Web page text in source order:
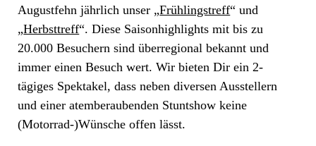
Augustfehn jährlich unser „Frühlingstreff“ und
„Herbsttreff“. Diese Saisonhighlights mit bis zu
20.000 Besuchern sind überregional bekannt und
immer einen Besuch wert. Wir bieten Dir ein 2-
tägiges Spektakel, dass neben diversen Ausstellern
und einer atemberaubenden Stuntshow keine
(Motorrad-)Wünsche offen lässt.